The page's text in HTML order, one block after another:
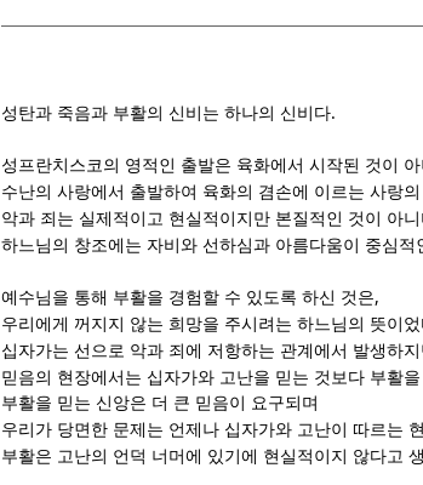
성탄과 죽음과 부활의 신비는 하나의 신비다.
성프란치스코의 영적인 출발은 육화에서 시작된 것이
수난의 사랑에서 출발하여 육화의 겸손에 이르는 사랑
악과 죄는 실제적이고 현실적이지만 본질적인 것이 아니
하느님의 창조에는 자비와 선하심과 아름다움이 중심
예수님을 통해 부활을 경험할 수 있도록 하신 것은,
우리에게 꺼지지 않는 희망을 주시려는 하느님의 뜻이
십자가는 선으로 악과 죄에 저항하는 관계에서 발생하
믿음의 현장에서는 십자가와 고난을 믿는 것보다 부활
부활을 믿는 신앙은 더 큰 믿음이 요구되며
우리가 당면한 문제는 언제나 십자가와 고난이 따르는
부활은 고난의 언덕 너머에 있기에 현실적이지 않다고